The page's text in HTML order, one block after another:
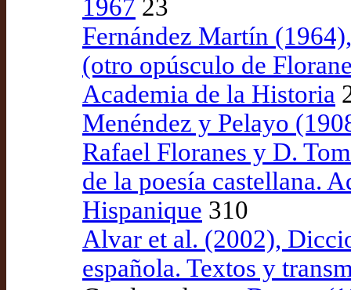
1967 23
Fernández Martín
(otro opúsculo de
Academia de la Historia
Menéndez y Pelayo
Rafael Floranes y D.
de la poesía castellana.
Hispanique 310
Alvar et al. (2002),
española. Textos y